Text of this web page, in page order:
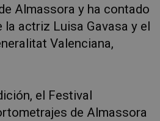
Almassora y ha contado
la actriz Luisa Gavasa y el
Valenciana,
el Festival
de Almassora